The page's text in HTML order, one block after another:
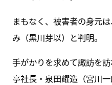
まもなく、被害者の身元
み（黒川芽以）と判明。
手がかりを求めて諏訪を
亭社長・泉田耀造（宮川